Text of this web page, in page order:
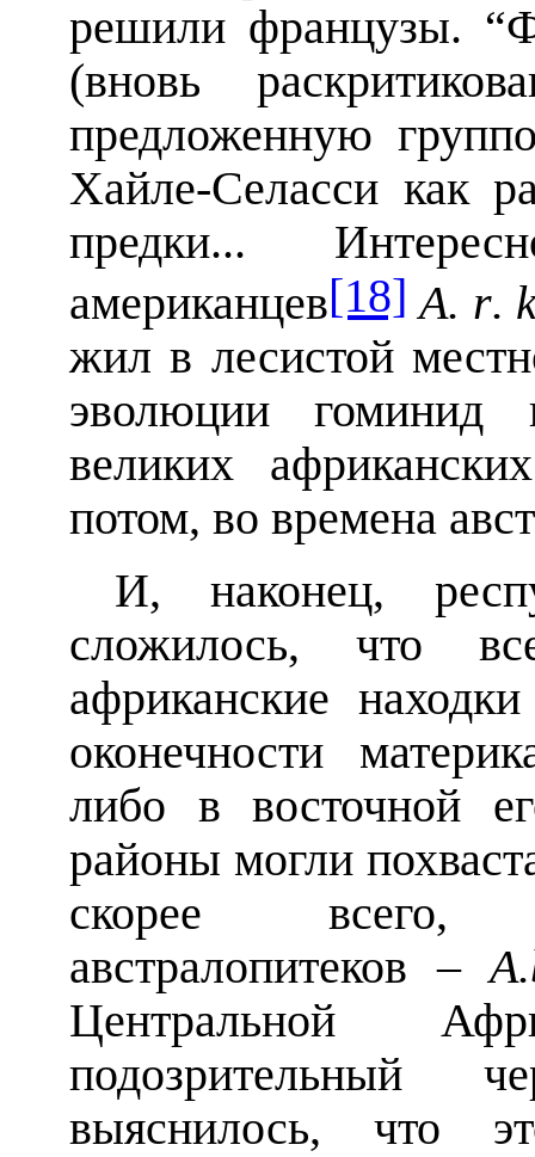
решили французы.
(вновь
предложенную
Хайле-Селасси как
предки...
американцев[18] A. r.
жил в лесистой
эволюции гоминид
великих
потом, во времена
И, наконец,
сложилось, что
африканские
оконечности
либо в восточной
районы могли
скорее всего,
австралопитеков –
Центральной
подозрительный
выяснилось, что